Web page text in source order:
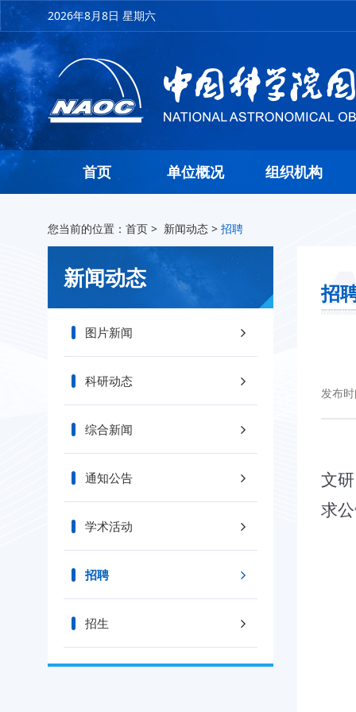
2026年8月8日 星期六
首页 单位概况 组织机构
您当前的位置： 首页 > 新闻动态 > 招聘
新闻动态
图片新闻
科研动态
综合新闻
通知公告
学术活动
招聘
招生
招
发布
文
求